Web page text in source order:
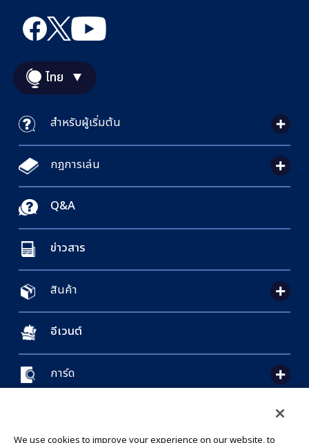
ไทย
สำหรับผู้เริ่มต้น
กฎการเล่น
Q&A
ข่าวสาร
สินค้า
อีเวนต์
การ์ด
GLOBAL ENTRANCE
We use cookies to improve your experience on our website, to